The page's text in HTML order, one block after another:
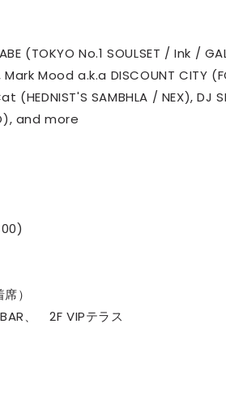
(TOKYO No.1 SOULSET / Ink /
Mood a.k.a DISCOUNT CITY
SAMBHLA / NEX), DJ
and more
00)
）
、 2F VIPテラス